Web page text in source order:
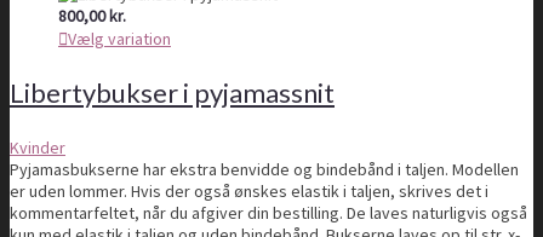
800,00kr.
Vælg variation
Libertybukser i pyjamassnit
Kvinder
Pyjamasbukserne har ekstra benvidde og bindebånd i taljen. Modellen
er uden lommer. Hvis der også ønskes elastik i taljen, skrives det i
kommentarfeltet, når du afgiver din bestilling. De laves naturligvis også